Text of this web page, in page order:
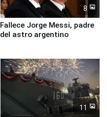
8
Fallece Jorge Messi, padre
del astro argentino
11